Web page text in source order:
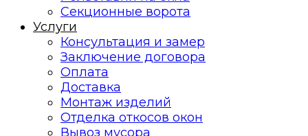
Секционные ворота
Услуги
Консультация и замер
Заключение договора
Оплата
Доставка
Монтаж изделий
Отделка откосов окон
Вывоз мусора